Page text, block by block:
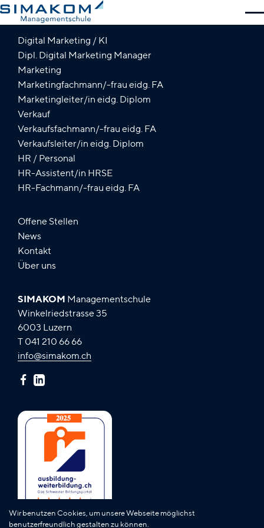
Bildungsgänge
Firmenkurse
SIMAKOM
Kontakt
Anmeldung
Die nächsten Infoveranstaltungen
Jetzt anmelden
Digital Marketing / KI
Dipl. Digital Marketing Manager
Marketing
Marketingfachmann/-frau eidg. FA
Marketingleiter/in eidg. Diplom
Verkauf
Verkaufsfachmann/-frau eidg. FA
Verkaufsleiter/in eidg. Diplom
HR / Personal
HR-Assistent/in HRSE
HR-Fachmann/-frau eidg. FA
Offene Stellen
News
Kontakt
Über uns
SIMAKOM Managementschule
Winkelriedstrasse 35
6003 Luzern
T 041 210 66 66
info@simakom.ch
Wir benutzen Cookies, um unsere Webseite möglichst
benutzerfreundlich gestalten zu können.